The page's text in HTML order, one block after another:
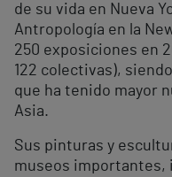
de su vida en Nueva
Antropología en la
250 exposiciones en
122 colectivas),
que ha tenido mayor
Asia.
Sus pinturas y
museos importantes,